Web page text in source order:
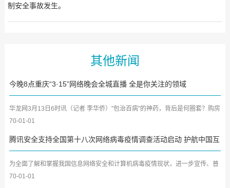
制安全事故发生。
其他新闻
今晚8点重庆“3·15”网络晚会全城直播 全是你关注的领域
华龙网3月13日6时讯（记者 李华侨）"包治百病"的神药，背后是何圈套？购房
合同暗藏了哪些陷阱？常...
70-01-01
腾讯安全支持全国第十八次网络病毒疫情调查活动启动 护航中国互
联网安全建设
为全面了解和掌握我国信息网络安全和计算机病毒疫情现状，进一步宣传、普
及信息网络安全知识，提...
70-01-01